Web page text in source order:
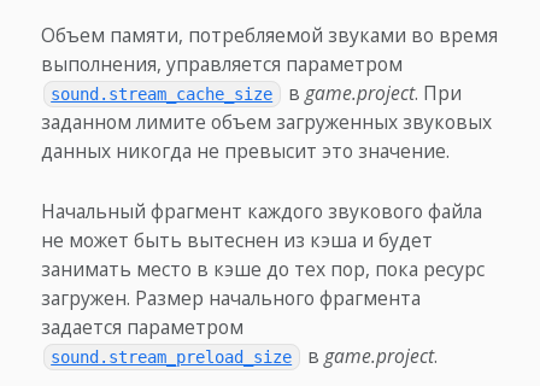
Объем памяти, потребляемой звуками во время
выполнения, управляется параметром
sound.stream_cache_size в game.project. При
заданном лимите объем загруженных звуковых
данных никогда не превысит это значение.
Начальный фрагмент каждого звукового файла
не может быть вытеснен из кэша и будет
занимать место в кэше до тех пор, пока ресурс
загружен. Размер начального фрагмента
задается параметром
sound.stream_preload_size в game.project.